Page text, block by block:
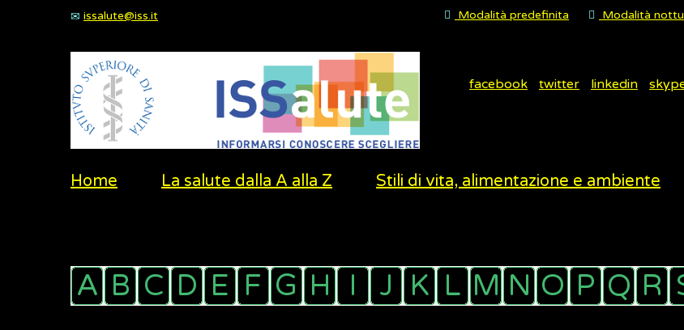
issalute@iss.it Modalità predefinita Modalità
facebook twitter linkedin
Home La salute dalla A alla Z Stili di vita, alimentazione e ambiente